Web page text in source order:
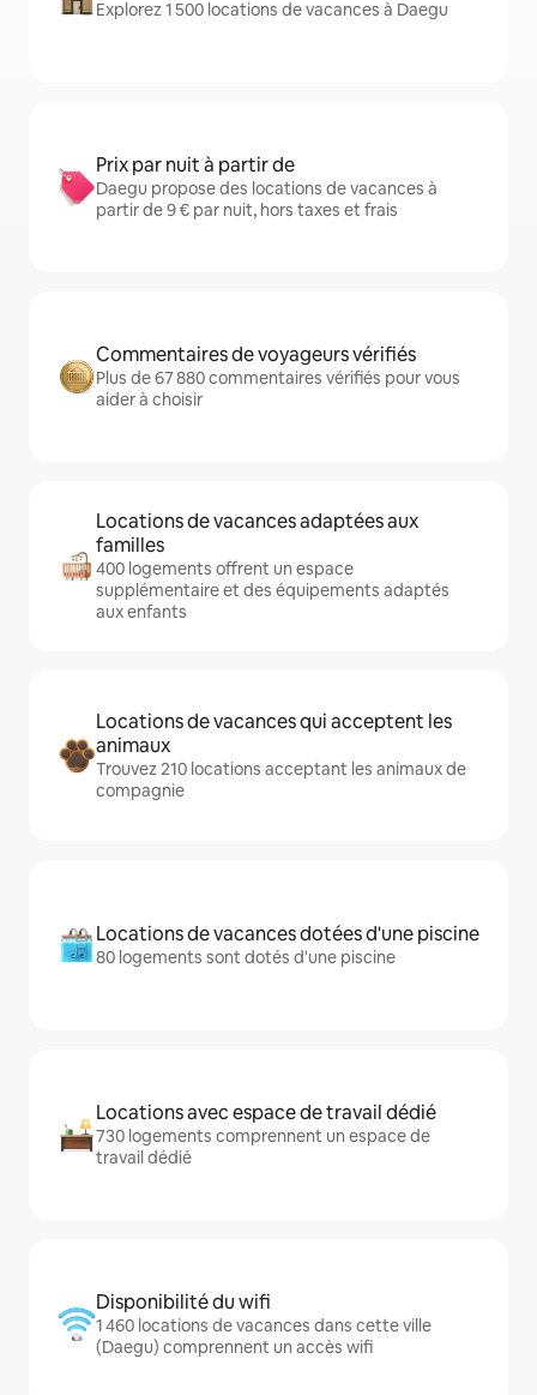
Explorez 1 500 locations de vacances à Daegu
Prix par nuit à partir de
Daegu propose des locations de vacances à
partir de 9 € par nuit, hors taxes et frais
Commentaires de voyageurs vérifiés
Plus de 67 880 commentaires vérifiés pour vous
aider à choisir
Locations de vacances adaptées aux
familles
400 logements offrent un espace
supplémentaire et des équipements adaptés
aux enfants
Locations de vacances qui acceptent les
animaux
Trouvez 210 locations acceptant les animaux de
compagnie
Locations de vacances dotées d'une piscine
80 logements sont dotés d'une piscine
Locations avec espace de travail dédié
730 logements comprennent un espace de
travail dédié
Disponibilité du wifi
1 460 locations de vacances dans cette ville
(Daegu) comprennent un accès wifi